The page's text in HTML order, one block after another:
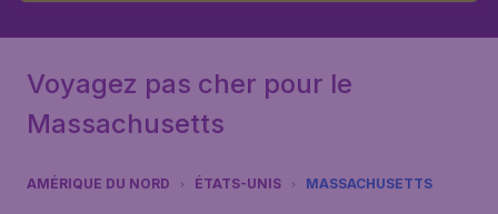
Voyagez pas cher pour le
Massachusetts
AMÉRIQUE DU NORD ÉTATS-UNIS MASSACHUSETTS